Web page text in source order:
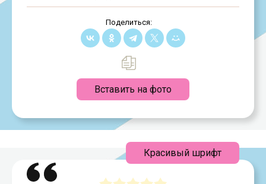
Поделиться:
Вставить на фото
Красивый шрифт